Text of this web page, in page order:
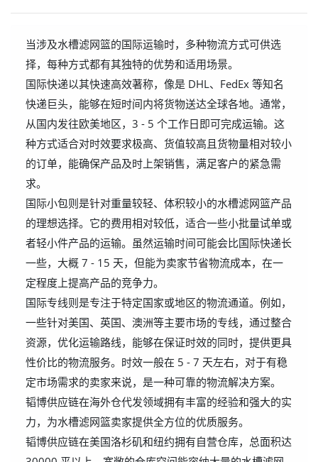
当涉及水槽滤网篮的国际运输时，多种物流方式可供选
择，每种方式都有其独特的优势和适用场景。
国际快递以其快速高效著称，像是 DHL、FedEx 等知名
快递巨头，能够在短时间内将货物送达全球各地。通常，
从国内发往欧美地区，3 - 5 个工作日即可完成运输。这
种方式适合对时效要求极高、货值较高且货物量相对较小
的订单，能确保产品及时上架销售，满足客户的紧急需
求。
国际小包则是针对重量较轻、体积较小的水槽滤网篮产品
的理想选择。它的费用相对较低，适合一些小批量试单或
者轻小件产品的运输。虽然运输时间可能会比国际快递长
一些，大概 7 - 15 天，但能为卖家节省物流成本，在一
定程度上提高产品的竞争力。
国际专线则是专注于特定国家或地区的物流通道。例如，
一些针对美国、英国、澳洲等主要市场的专线，通过整合
资源，优化运输路线，能够在保证时效的同时，提供更具
性价比的物流服务。时效一般在 5 - 7 天左右，对于有稳
定市场需求的卖家来说，是一种可靠的物流解决方案。
韬博供应链在海外仓代发领域拥有丰富的经验和强大的实
力，为水槽滤网篮卖家提供全方位的优质服务。
韬博供应链在美国洛杉矶和纽约拥有自营仓库，总面积达